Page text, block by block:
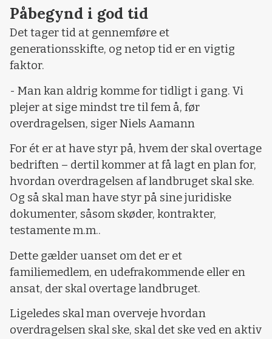
Påbegynd i god tid
Det tager tid at gennemføre et
generationsskifte, og netop tid er en vigtig
faktor.
- Man kan aldrig komme for tidligt i gang. Vi
plejer at sige mindst tre til fem å, før
overdragelsen, siger Niels Aamann
For ét er at have styr på, hvem der skal overtage
bedriften – dertil kommer at få lagt en plan for,
hvordan overdragelsen af landbruget skal ske.
Og så skal man have styr på sine juridiske
dokumenter, såsom skøder, kontrakter,
testamente m.m..
Dette gælder uanset om det er et
familiemedlem, en udefrakommende eller en
ansat, der skal overtage landbruget.
Ligeledes skal man overveje hvordan
overdragelsen skal ske, skal det ske ved en aktiv